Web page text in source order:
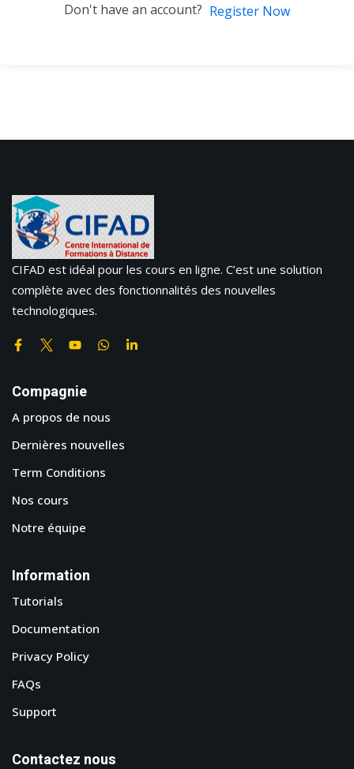
Don't have an account? Register Now
CIFAD est idéal pour les cours en ligne. C’est une solution
complète avec des fonctionnalités des nouvelles
technologiques.
Compagnie
A propos de nous
Dernières nouvelles
Term Conditions
Nos cours
Notre équipe
Information
Tutorials
Documentation
Privacy Policy
FAQs
Support
Contactez nous